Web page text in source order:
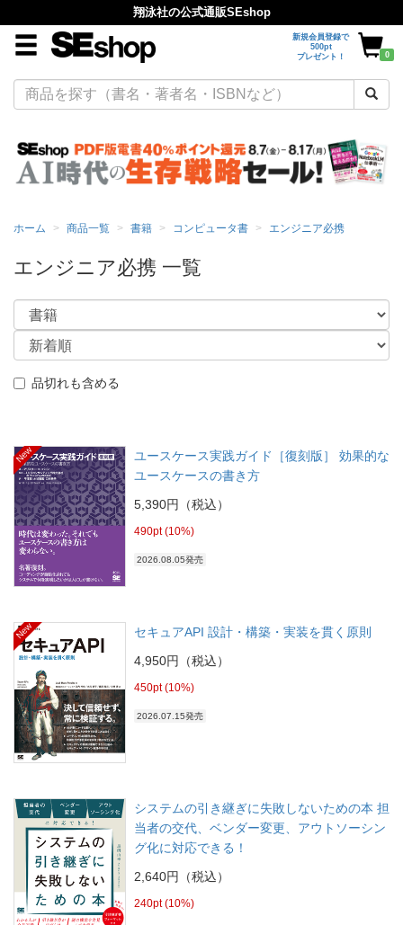
翔泳社の公式通販SEshop
新規会員登録で
500pt
プレゼント！
0
ホーム 商品一覧 書籍 コンピュータ書 エンジニア必携
エンジニア必携 一覧
品切れも含める
New
ユースケース実践ガイド［復刻版］ 効果的な
ユースケースの書き方
5,390円（税込）
490pt (10%)
2026.08.05発売
New
セキュアAPI 設計・構築・実装を貫く原則
4,950円（税込）
450pt (10%)
2026.07.15発売
システムの引き継ぎに失敗しないための本 担
当者の交代、ベンダー変更、アウトソーシン
グ化に対応できる！
2,640円（税込）
240pt (10%)